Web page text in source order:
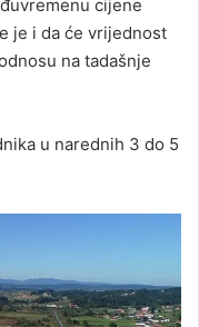
cijene
je i da će vrijednost
na tadašnje
u narednih 3 do 5